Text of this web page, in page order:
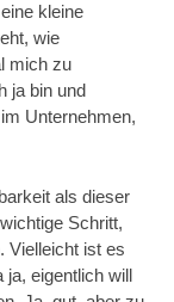
kleine
wie
mich zu
ja bin und
Unternehmen,
als dieser
Schritt,
Vielleicht ist es
ja, eigentlich will